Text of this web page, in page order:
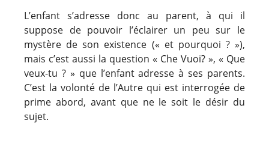
L’enfant s’adresse donc au parent, à qui il
suppose de pouvoir l’éclairer un peu sur le
mystère de son existence (« et pourquoi ? »),
mais c’est aussi la question « Che Vuoi? », « Que
veux-tu ? » que l’enfant adresse à ses parents.
C’est la volonté de l’Autre qui est interrogée de
prime abord, avant que ne le soit le désir du
sujet.